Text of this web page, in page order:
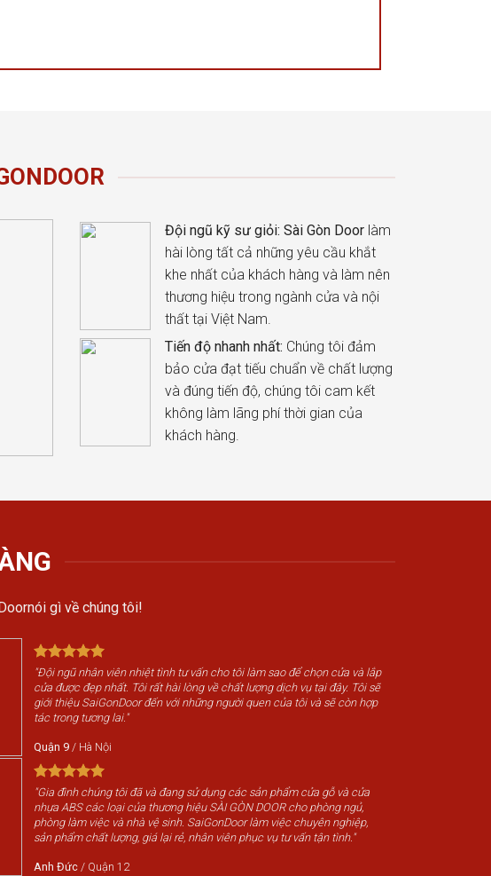
Đội ngũ kỹ sư giỏi: Sài Gòn Doorlàm
hài lòng tất cả những yêu cầu khắt
khe nhất của khách hàng và làm nên
thương hiệu trong ngành cửa và nội
thất tại Việt Nam.
Tiến độ nhanh nhất: Chúng tôi đảm
bảo cửa đạt tiếu chuẩn về chất lượng
và đúng tiến độ, chúng tôi cam kết
không làm lãng phí thời gian của
khách hàng.
gì về chúng tôi!
"Đội ngũ nhân viên nhiệt tình tư vấn cho tôi làm sao để chọn cửa và lắp
cửa được đẹp nhất. Tôi rất hài lòng về chất lượng dịch vụ tại đây. Tôi sẽ
giới thiệu SaiGonDoor đến với những người quen của tôi và sẽ còn hợp
tác trong tương lai."
Quận 9 / Hà Nội
"Gia đình chúng tôi đã và đang sử dụng các sản phẩm cửa gỗ và cửa
nhựa ABS các loại của thương hiệu SÀI GÒN DOOR cho phòng ngủ,
phòng làm việc và nhà vệ sinh. SaiGonDoor làm việc chuyên nghiệp,
sản phẩm chất lượng, giá lại rẻ, nhân viên phục vụ tư vấn tận tình."
Anh Đức / Quận 12